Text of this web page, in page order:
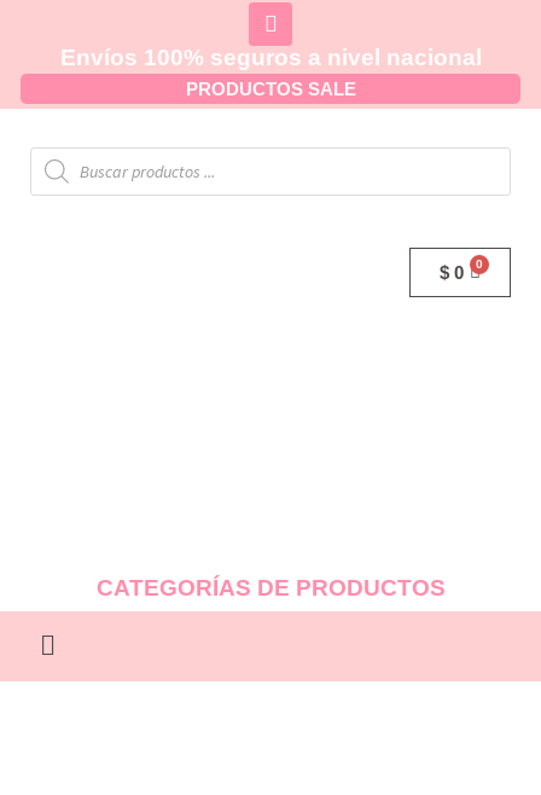
Envíos 100% seguros a nivel nacional
PRODUCTOS SALE
$ 0
CATEGORÍAS DE PRODUCTOS